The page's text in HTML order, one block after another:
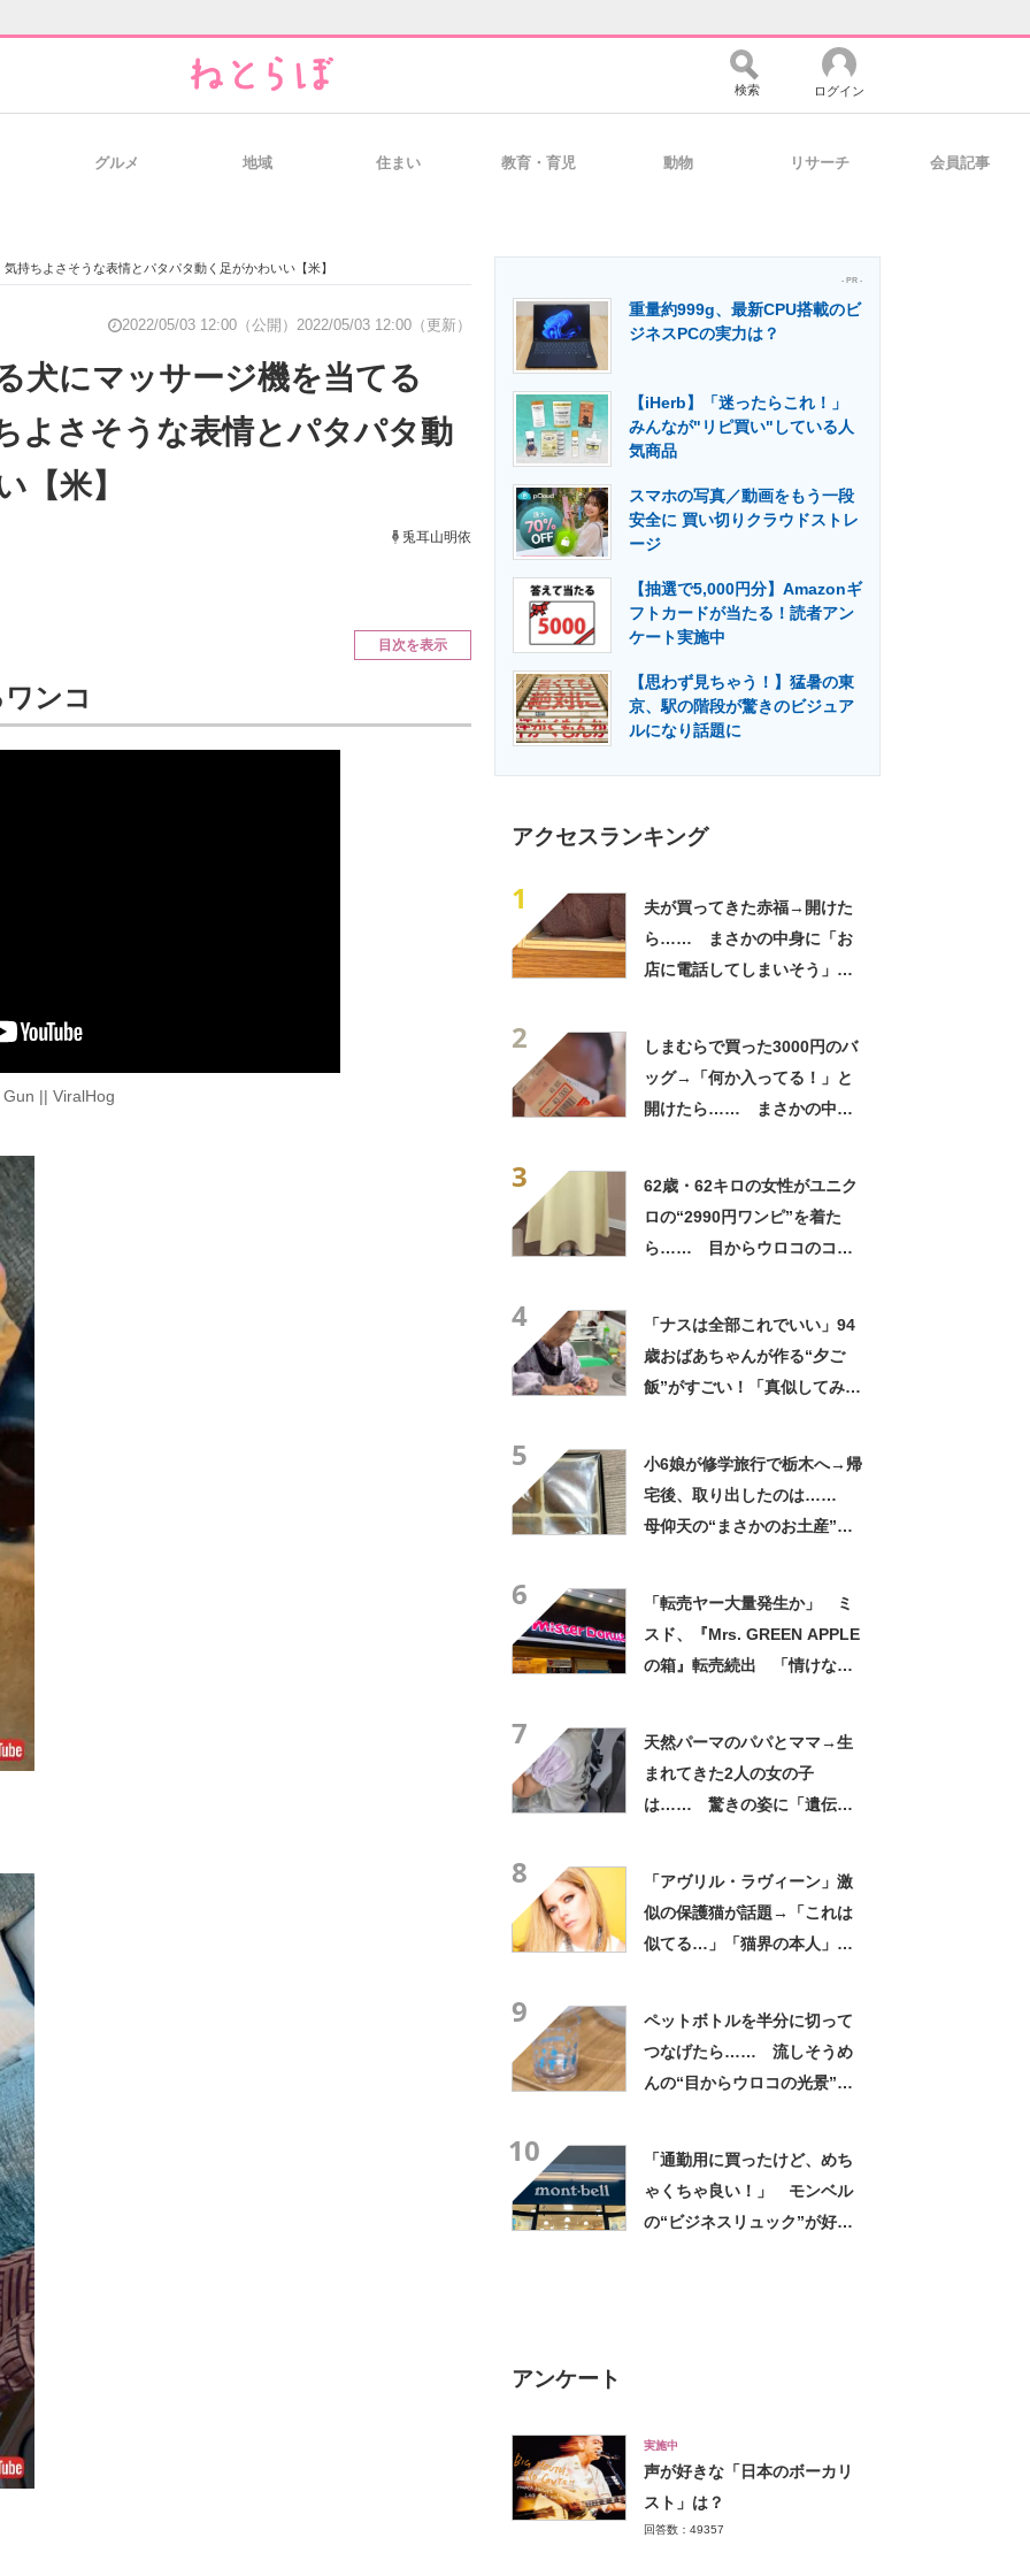
経営リーダーのコミュニティ マーケ×ITの今がよく分かる
の総合サイト IT製品の技術・比較・事例 製造業のIT導入・活用を支援
エネルギーの専門メディア 建設×テクノロジーの最前線
検索 ログイン
グルメ 地域 住まい 教育・育児 動物 リサーチ 会員記事
ちよさそうな表情とパタパタ動く足がかわいい【米】
2022/05/03 12:00（公開） 2022/05/03 12:00（更新）
犬にマッサージ機を当てる
さそうな表情とパタパタ動
【米】
兎耳山明依
目次を表示
ンコ
|| ViralHog
- PR -
重量約999g、最新CPU搭載のビ
ジネスPCの実力は？
【iHerb】「迷ったらこれ！」
みんなが"リピ買い"している人
気商品
スマホの写真／動画をもう一段
安全に 買い切りクラウドストレ
ージ
【抽選で5,000円分】Amazonギ
フトカードが当たる！読者アン
ケート実施中
【思わず見ちゃう！】猛暑の東
京、駅の階段が驚きのビジュア
ルになり話題に
アクセスランキング
1
夫が買ってきた赤福→開けた
ら…… まさかの中身に「お
店に電話してしまいそう」
2
しまむらで買った3000円のバ
ッグ→「何か入ってる！」と
開けたら…… まさかの中身
3
62歳・62キロの女性がユニク
ロの“2990円ワンピ”を着た
ら…… 目からウロコのコー
4
「ナスは全部これでいい」94
歳おばあちゃんが作る“夕ご
飯”がすごい！「真似してみま
5
小6娘が修学旅行で栃木へ→帰
宅後、取り出したのは……
母仰天の“まさかのお土産”に
6
「転売ヤー大量発生か」 ミ
スド、『Mrs. GREEN APPLE
の箱』転売続出 「情けない
7
天然パーマのパパとママ→生
まれてきた2人の女の子
は…… 驚きの姿に「遺伝っ
8
「アヴリル・ラヴィーン」激
似の保護猫が話題→「これは
似てる…」「猫界の本人」
9
ペットボトルを半分に切って
つなげたら…… 流しそうめ
んの“目からウロコの光景”に
10
「通勤用に買ったけど、めち
ゃくちゃ良い！」 モンベル
の“ビジネスリュック”が好
アンケート
実施中
声が好きな「日本のボーカリ
スト」は？
回答数：49357